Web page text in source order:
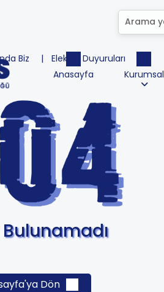
Biz
Elektrik Duyuruları
Anasayfa
Kurumsal
Dön